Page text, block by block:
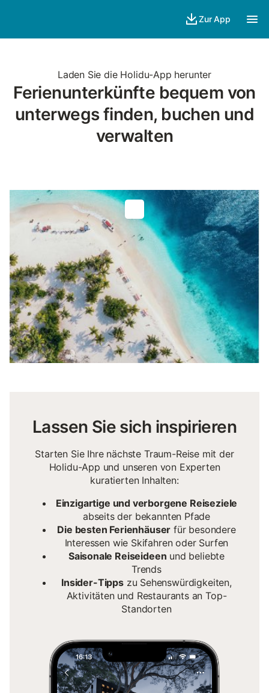
Zur App
Laden Sie die Holidu-App herunter
Ferienunterkünfte bequem von
unterwegs finden, buchen und
verwalten
Lassen Sie sich inspirieren
Starten Sie Ihre nächste Traum-Reise mit der
Holidu-App und unseren von Experten
kuratierten Inhalten:
Einzigartige und verborgene Reiseziele
abseits der bekannten Pfade
Die besten Ferienhäuser für besondere
Interessen wie Skifahren oder Surfen
Saisonale Reiseideen und beliebte
Trends
Insider-Tippszu Sehenswürdigkeiten,
Aktivitäten und Restaurants an Top-
Standorten